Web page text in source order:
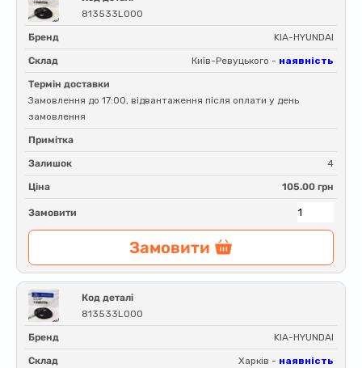
813533L000
Бренд KIA-HYUNDAI
Склад Київ-Ревуцького - наявність
Термін доставки
Замовлення до 17:00, відвантаження після оплати у день
замовлення
Примітка
Залишок 4
Ціна 105.00 грн
Замовити
Замовити
Код деталі
813533L000
Бренд KIA-HYUNDAI
Склад Харків - наявність